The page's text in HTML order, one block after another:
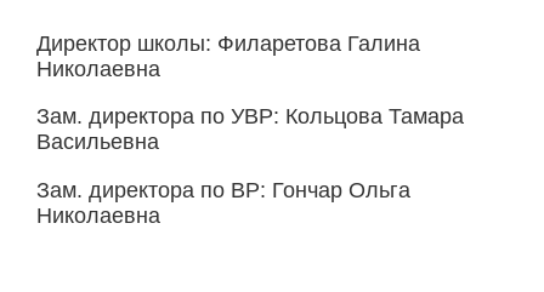
Директор школы: Филаретова Галина
Николаевна
Зам. директора по УВР: Кольцова Тамара
Васильевна
Зам. директора по ВР: Гончар Ольга
Николаевна